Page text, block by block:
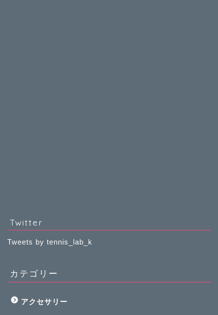
Twitter
Tweets by tennis_lab_k
カテゴリー
アクセサリー